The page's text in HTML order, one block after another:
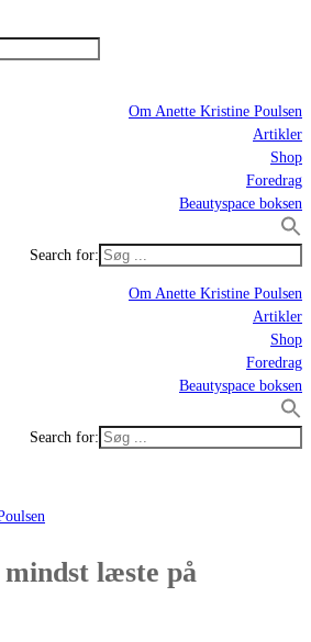
Om Anette Kristine Poulsen
Artikler
Shop
Foredrag
Beautyspace boksen
Search for:
Om Anette Kristine Poulsen
Artikler
Shop
Foredrag
Beautyspace boksen
Search for:
læste på